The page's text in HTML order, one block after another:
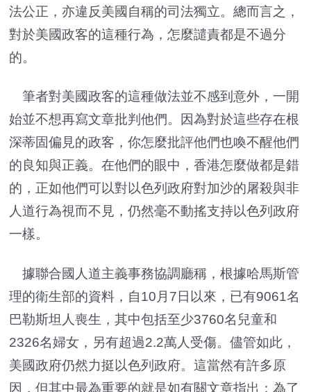
法公正，亦違反美國自稱的司法獨立。總而言之，
對於美國政客的這種行為，怎麼譴責都是不過分
的。
筆者對美國政客的這種做法並不感到意外，一開
始並不想再寫文章批判他們。因為對於這些存在根
深蒂固偏見的政客，你怎麼批評他們也喚不醒他們
的良知與正義。在他們的眼中，香港怎麼做都是錯
的，正如他們可以對以色列政府對加沙的屠殺與非
人道行為視而不見，仍然毫不動搖支持以色列政府
一樣。
據聯合國人道主義事務協調廳稱，根據哈馬斯管
理的衛生部的資料，自10月7日以來，已有9061名
巴勒斯坦人喪生，其中包括至少3760名兒童和
2326名婦女，另有超過2.2萬人受傷。儘管如此，
美國政府仍然力挺以色列政府。這當然有許多原
因，但其中最為重要的就是如有關文章指出：為了